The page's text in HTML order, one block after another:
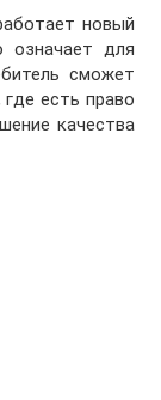
новый
означает для
сможет
есть право
качества